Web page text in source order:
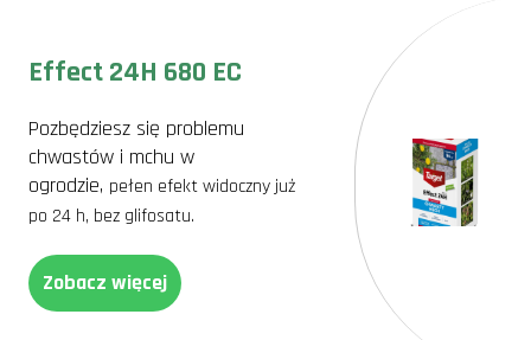
Effect 24H 680 EC
Pozbędziesz się problemu
chwastów i mchu w
ogrodzie, pełen efekt widoczny już
po 24 h, bez glifosatu.
Zobacz więcej